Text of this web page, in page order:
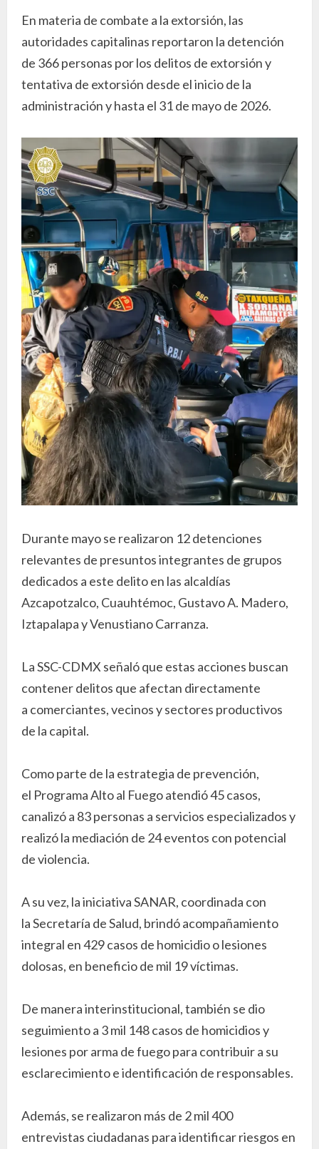
En materia de combate a la extorsión, las
autoridades capitalinas reportaron la detención
de 366 personas por los delitos de extorsión y
tentativa de extorsión desde el inicio de la
administración y hasta el 31 de mayo de 2026.
Durante mayo se realizaron 12 detenciones
relevantes de presuntos integrantes de grupos
dedicados a este delito en las alcaldías
Azcapotzalco, Cuauhtémoc, Gustavo A. Madero,
Iztapalapa y Venustiano Carranza.
La SSC-CDMX señaló que estas acciones buscan
contener delitos que afectan directamente
a comerciantes, vecinos y sectores productivos
de la capital.
Como parte de la estrategia de prevención,
el Programa Alto al Fuego atendió 45 casos,
canalizó a 83 personas a servicios especializados y
realizó la mediación de 24 eventos con potencial
de violencia.
A su vez, la iniciativa SANAR, coordinada con
la Secretaría de Salud, brindó acompañamiento
integral en 429 casos de homicidio o lesiones
dolosas, en beneficio de mil 19 víctimas.
De manera interinstitucional, también se dio
seguimiento a 3 mil 148 casos de homicidios y
lesiones por arma de fuego para contribuir a su
esclarecimiento e identificación de responsables.
Además, se realizaron más de 2 mil 400
entrevistas ciudadanas para identificar riesgos en